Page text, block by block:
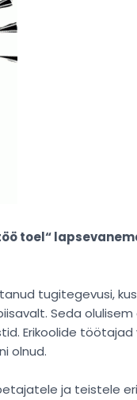
toel“
tugitegevusi,
Seda
Erikoolide töötajad
olnud.
ja teistele